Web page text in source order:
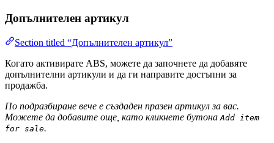
Допълнителен артикул
Section titled “Допълнителен артикул”
Когато активирате ABS, можете да започнете да добавяте
допълнителни артикули и да ги направите достъпни за
продажба.
По подразбиране вече е създаден празен артикул за вас.
Можете да добавите още, като кликнете бутона Add item
for sale.